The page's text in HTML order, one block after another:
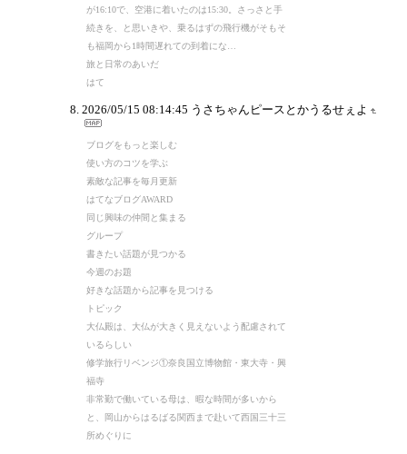
が16:10で、空港に着いたのは15:30。さっさと手
続きを、と思いきや、乗るはずの飛行機がそもそ
も福岡から1時間遅れての到着にな…
旅と日常のあいだ
はて
2026/05/15 08:14:45 うさちゃんピースとかうるせぇよ
ブログをもっと楽しむ
使い方のコツを学ぶ
素敵な記事を毎月更新
はてなブログAWARD
同じ興味の仲間と集まる
グループ
書きたい話題が見つかる
今週のお題
好きな話題から記事を見つける
トピック
大仏殿は、大仏が大きく見えないよう配慮されて
いるらしい
修学旅行リベンジ①奈良国立博物館・東大寺・興
福寺
非常勤で働いている母は、暇な時間が多いから
と、岡山からはるばる関西まで赴いて西国三十三
所めぐりに